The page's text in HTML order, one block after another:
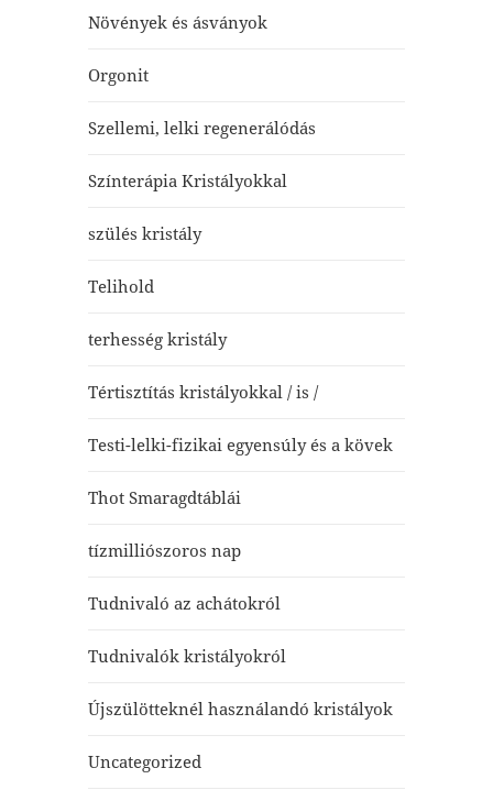
Növények és ásványok
Orgonit
Szellemi, lelki regenerálódás
Színterápia Kristályokkal
szülés kristály
Telihold
terhesség kristály
Tértisztítás kristályokkal / is /
Testi-lelki-fizikai egyensúly és a kövek
Thot Smaragdtáblái
tízmilliószoros nap
Tudnivaló az achátokról
Tudnivalók kristályokról
Újszülötteknél használandó kristályok
Uncategorized